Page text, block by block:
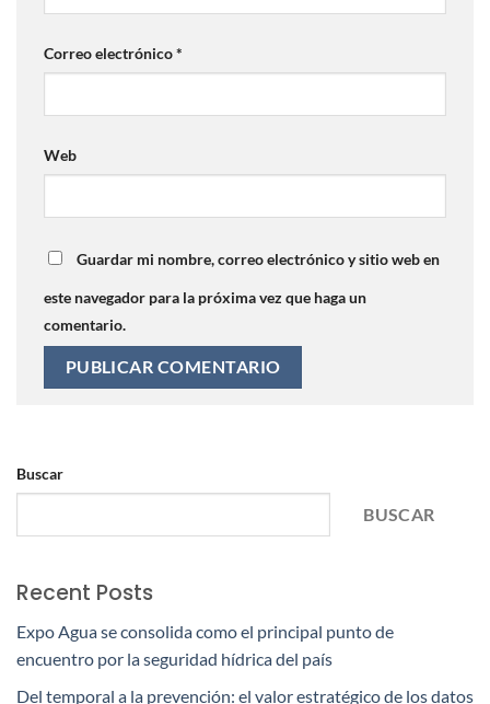
Correo electrónico*
Web
Guardar mi nombre, correo electrónico y sitio web en
este navegador para la próxima vez que haga un
comentario.
Buscar
BUSCAR
Recent Posts
Expo Agua se consolida como el principal punto de
encuentro por la seguridad hídrica del país
Del temporal a la prevención: el valor estratégico de los datos